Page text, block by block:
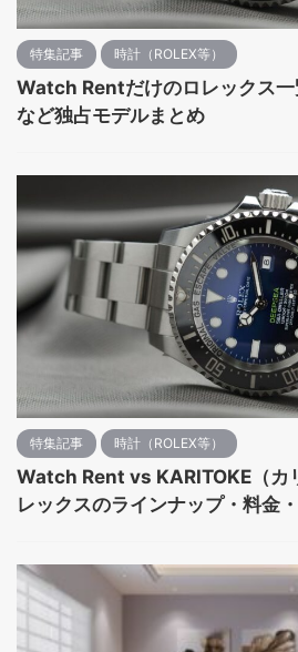
特集記事 時計（ROLEX等）
Watch Rentだけのロレックス
など独占モデルまとめ
特集記事 時計（ROLEX等）
Watch Rent vs KARITOKE（カ
レックスのラインナップ・料金